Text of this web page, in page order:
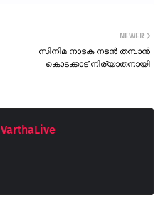
NEWER
സിനിമ നാടക നടൻ തമ്പാൻ
കൊടക്കാട് നിര്യാതനായി
VarthaLive